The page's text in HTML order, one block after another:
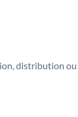
distribution